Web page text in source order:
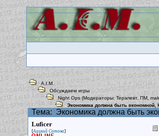
A.I.M.
Обсуждаем игры
Night Ops (Модераторы:Терапевт, ПМ
Экономика должна быть экономной,
Тема: Экономика должна быть
Luficer
[Аццкий Сотона]